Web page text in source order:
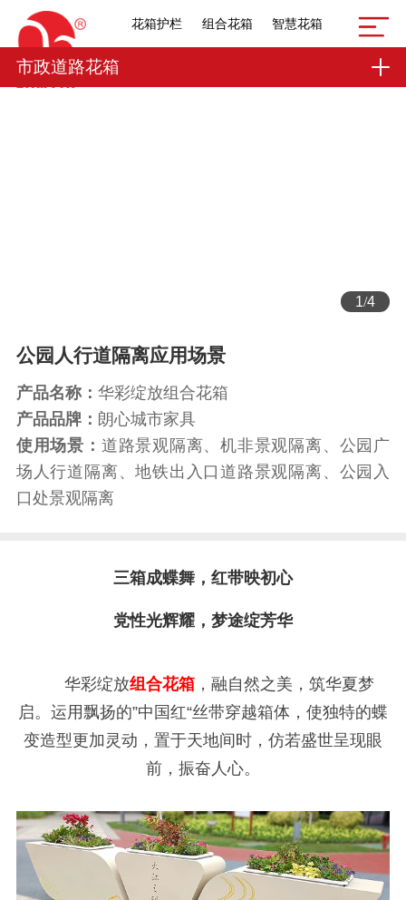
花箱护栏 组合花箱 智慧花箱
市政道路花箱
1/4
公园人行道隔离应用场景
产品名称： 华彩绽放组合花箱
产品品牌： 朗心城市家具
使用场景： 道路景观隔离、机非景观隔离、公园广
场人行道隔离、地铁出入口道路景观隔离、公园入
口处景观隔离
三箱成蝶舞，红带映初心
党性光辉耀，梦途绽芳华
华彩绽放组合花箱，融自然之美，筑华夏梦
启。运用飘扬的”中国红“丝带穿越箱体，使独特的蝶
变造型更加灵动，置于天地间时，仿若盛世呈现眼
前，振奋人心。